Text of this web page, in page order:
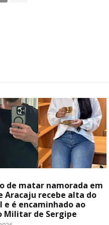
de matar namorada em
Aracaju recebe alta do
e é encaminhado ao
Militar de Sergipe